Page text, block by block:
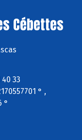
Cébettes
40 33
° ,
°